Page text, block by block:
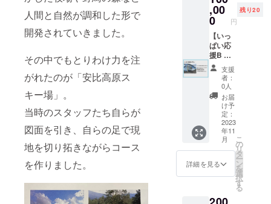
人間と自然が調和した形で
開発されていきました。
その中でもとりわけ力を注
がれたのが「安比高原ス
キー場」。
当時のスタッフたち自らが
図面を引き、自らの足で現
地を切り拓きながらコース
を作りました。
より営
業期間
は変更
になる
場合が
ござい
ます。
お届け
します
ので、
たくさ
ん滑っ
て安比
高原を
応援し
てくだ
さい！
有効期
限 /
2023 年
12 月2
日～
2024 年
5 月6
日 ※
積雪状
より営
,00
0 円
残り20
【いっ
ぱい応
援B プ
ラ
ン！】+
【滑っ
て応援
プラ
ン！】
安比ゴ
ンドラ
乗り場
駅舎の
壁面階
段側に
広告を
ます。
支援
者：
0人
お届
け予
定：
2023
年11
月
詳細を見る
こ
の
リ
タ
ー
ン
を
選
択
す
る